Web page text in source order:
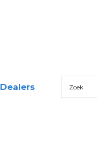
Dealers